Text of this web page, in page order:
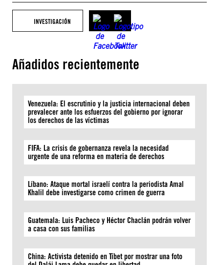
INVESTIGACIÓN
Añadidos recientemente
Venezuela: El escrutinio y la justicia internacional deben
prevalecer ante los esfuerzos del gobierno por ignorar
los derechos de las víctimas
FIFA: La crisis de gobernanza revela la necesidad
urgente de una reforma en materia de derechos
Líbano: Ataque mortal israelí contra la periodista Amal
Khalil debe investigarse como crimen de guerra
Guatemala: Luis Pacheco y Héctor Chaclán podrán volver
a casa con sus familias
China: Activista detenido en Tíbet por mostrar una foto